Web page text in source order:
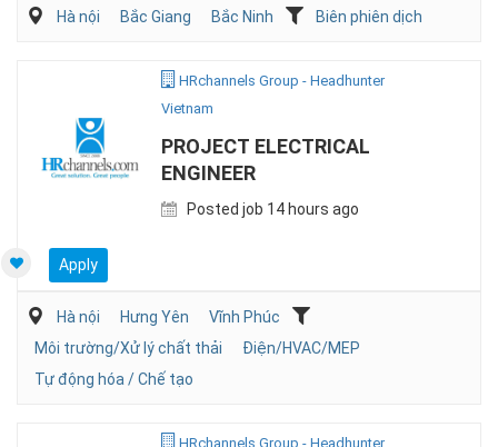
Hà nội Bắc Giang Bắc Ninh Biên phiên dịch
HRchannels Group - Headhunter
Vietnam
PROJECT ELECTRICAL
ENGINEER
Posted job 14 hours ago
Apply
Hà nội Hưng Yên
Vĩnh Phúc
Môi trường/Xử lý chất thải
Điện/HVAC/MEP
Tự động hóa / Chế tạo
HRchannels Group - Headhunter